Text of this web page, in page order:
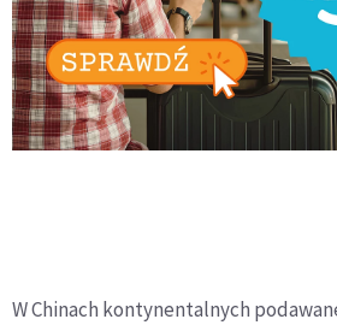
W Chinach kontynentalnych